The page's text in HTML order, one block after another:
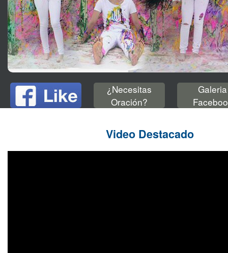
¿Necesitas
Oración?
Galeria
Video Destacado